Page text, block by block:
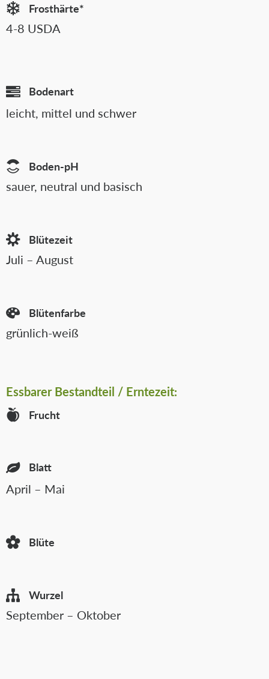
Frosthärte*
4-8 USDA
Bodenart
leicht, mittel und schwer
Boden-pH
sauer, neutral und basisch
Blütezeit
Juli – August
Blütenfarbe
grünlich-weiß
EssbarerBestandteil / Erntezeit:
Frucht
Blatt
April – Mai
Blüte
Wurzel
September – Oktober